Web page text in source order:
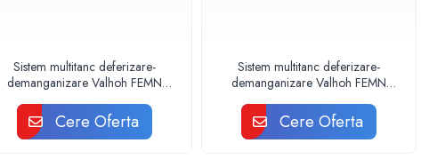
Sistem multitanc deferizare-
demanganizare Valhoh FEMN
Cere Oferta
Sistem multitanc deferizare-
demanganizare Valhoh FEMN
Cere Oferta